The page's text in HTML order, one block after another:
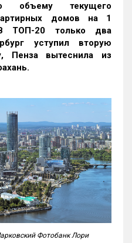
объему текущего
домов на 1
ТОП-20 только два
уступил вторую
Пенза вытеснила из
Фотобанк Лори